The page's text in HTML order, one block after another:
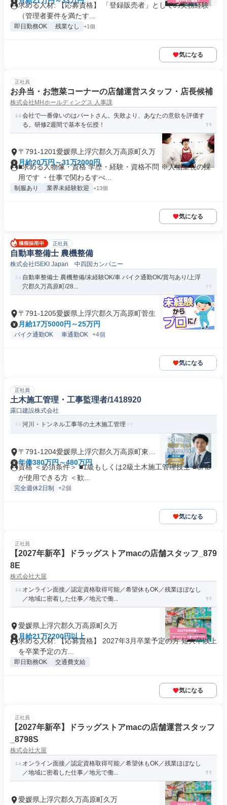
求める人材: 【応募資格】 「登録販売者」としての実務経験
（管理者要件を満たす...
即日勤務OK 残業なし +1個
気になる
正社員
お弁当・お惣菜コーナーの店舗運営スタッフ・店長候補
株式会社MHホールディングス 人事課
会社で一番偉いのはパートさん。失敗より、あなたの意欲を評価す
る。研修2週間で基本を伝授！
〒791-1201愛媛県上浮穴郡久万高原町久万
月給20万円～31万2000円
■求める人物像・資格 学歴・経験・資格不問 ※人物重視の採
用です ・仕事で関わるすべ...
制服あり 業界未経験歓迎 +13個
気になる
正社員
自動車整備士 農機整備
株式会社ISEKI Japan 中四国カンパニー
自動車整備士 農機整備/未経験OK/車 バイク通勤OK/賞与あり/上浮
穴郡久万高原町/28...
〒791-1205愛媛県上浮穴郡久万高原町菅生
月給17万5000円～25万円
バイク通勤OK 車通勤OK +4個
気になる
正社員
土木施工管理・工事監理者/1418920
露口建設株式会社
河川・トンネル工事等の土木施工管理
〒791-1204愛媛県上浮穴郡久万高原町東明
神
年俸380万円～480万円
資格 ＜必須条件＞ ■1級もしくは2級土木施工管理技士 ■CAD
が使用できる方 ＜歓...
完全週休2日制 +2個
気になる
正社員
【2027年新卒】ドラッグストアmacの店舗スタッフ_879
8E
株式会社大屋
オンライン面接／認定資格取得可能／希望休もOK／残業ほぼなし
／地域に密着した仕事／地元で働...
愛媛県上浮穴郡久万高原町久万
月給21万2200円以上
求める人材: 【応募資格】 2027年3月卒業予定の方 短大卒以上
を卒業予定の方...
即日勤務OK 交通費支給
気になる
正社員
【2027年新卒】ドラッグストアmacの店舗運営スタッフ
_8798S
株式会社大屋
オンライン面接／認定資格取得可能／希望休もOK／残業ほぼなし
／地域に密着した仕事／地元で働...
愛媛県上浮穴郡久万高原町久万